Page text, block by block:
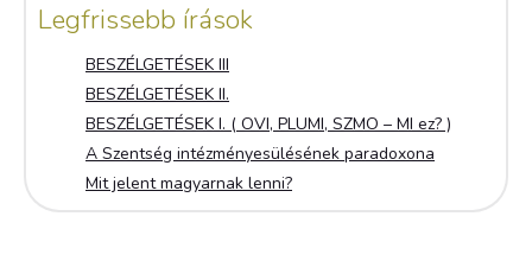
Legfrissebb írások
BESZÉLGETÉSEK III
BESZÉLGETÉSEK II.
BESZÉLGETÉSEK I. ( OVI, PLUMI, SZMO – MI ez? )
A Szentség intézményesülésének paradoxona
Mit jelent magyarnak lenni?